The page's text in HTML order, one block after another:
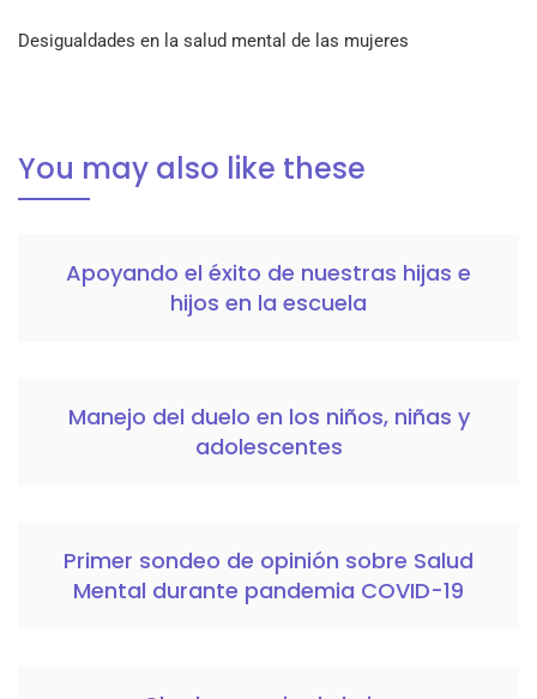
Desigualdades en la salud mental de las mujeres
You may also like these
Apoyando el éxito de nuestras hijas e
hijos en la escuela
Manejo del duelo en los niños, niñas y
adolescentes
Primer sondeo de opinión sobre Salud
Mental durante pandemia COVID-19